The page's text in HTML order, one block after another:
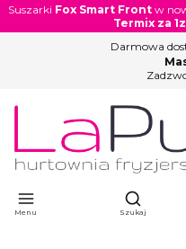
Suszarki Fox Smart Frontw
Termix za
Darmowa
Menu
Otwórz
Szukaj